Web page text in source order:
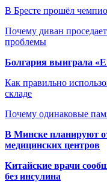
В Бресте прошёл
Почему диван
проблемы
Болгария выиграла
Как правильно
складе
Почему одинаковые
В Минске планируют
медицинских центров
Китайские врачи
без инсулина